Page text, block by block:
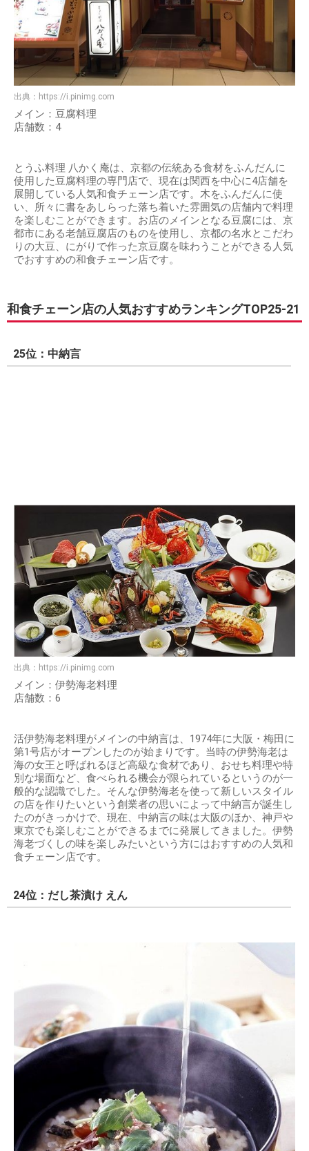
出典： https://i.pinimg.com
メイン：豆腐料理
店舗数：4
とうふ料理 八かく庵は、京都の伝統ある食材をふんだんに
使用した豆腐料理の専門店で、現在は関西を中心に4店舗を
展開している人気和食チェーン店です。木をふんだんに使
い、所々に書をあしらった落ち着いた雰囲気の店舗内で料理
を楽しむことができます。お店のメインとなる豆腐には、京
都市にある老舗豆腐店のものを使用し、京都の名水とこだわ
りの大豆、にがりで作った京豆腐を味わうことができる人気
でおすすめの和食チェーン店です。
和食チェーン店の人気おすすめランキングTOP25-21
25位：中納言
出典： https://i.pinimg.com
メイン：伊勢海老料理
店舗数：6
活伊勢海老料理がメインの中納言は、1974年に大阪・梅田に
第1号店がオープンしたのが始まりです。当時の伊勢海老は
海の女王と呼ばれるほど高級な食材であり、おせち料理や特
別な場面など、食べられる機会が限られているというのが一
般的な認識でした。そんな伊勢海老を使って新しいスタイル
の店を作りたいという創業者の思いによって中納言が誕生し
たのがきっかけで、現在、中納言の味は大阪のほか、神戸や
東京でも楽しむことができるまでに発展してきました。伊勢
海老づくしの味を楽しみたいという方にはおすすめの人気和
食チェーン店です。
24位：だし茶漬け えん